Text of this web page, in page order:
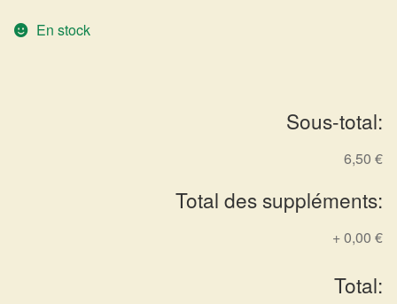
En stock
Sous-total:
6,50 €
Total des suppléments:
+0,00 €
Total: